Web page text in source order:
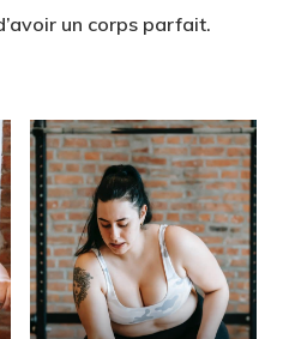
un corps parfait.